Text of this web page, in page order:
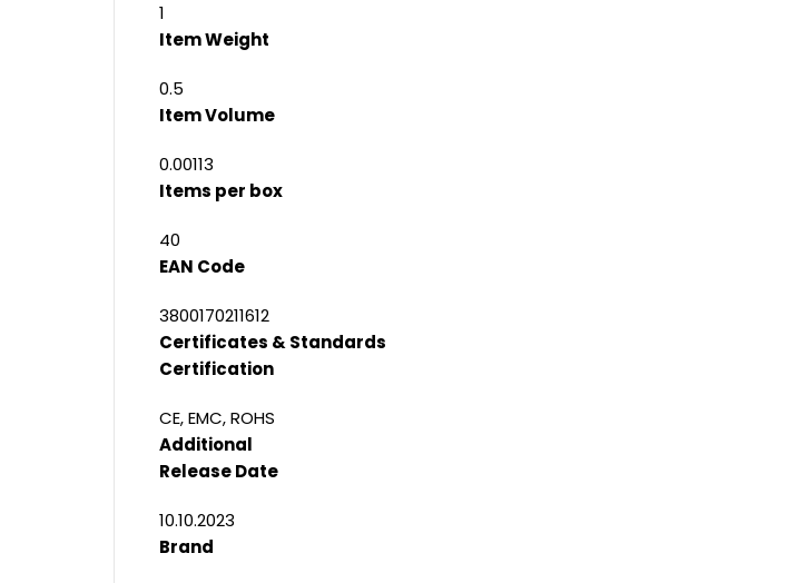
1
Item Weight
0.5
Item Volume
0.00113
Items per box
40
EAN Code
3800170211612
Certificates & Standards
Certification
CE, EMC, ROHS
Additional
Release Date
10.10.2023
Brand